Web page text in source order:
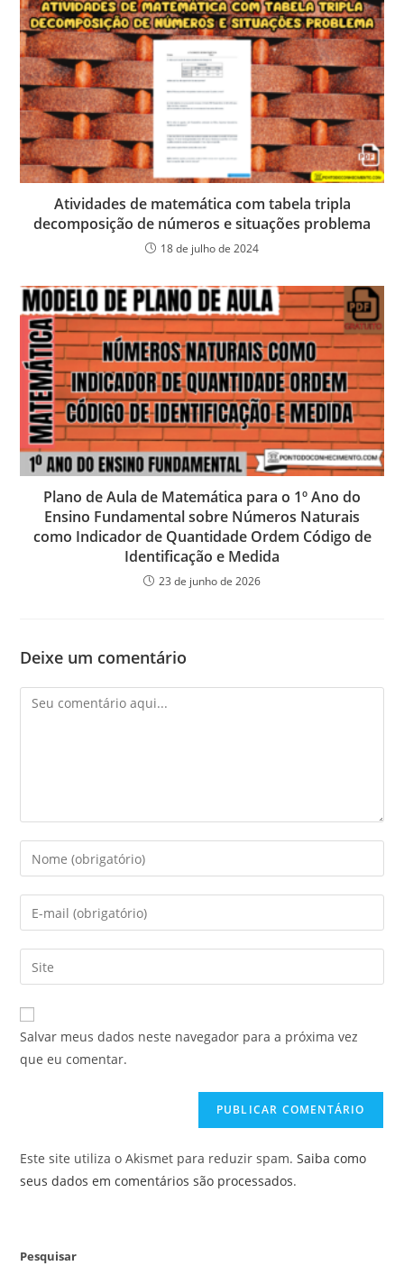
Atividades de matemática com tabela tripla
decomposição de números e situações problema
18 de julho de 2024
Plano de Aula de Matemática para o 1º Ano do
Ensino Fundamental sobre Números Naturais
como Indicador de Quantidade Ordem Código de
Identificação e Medida
23 de junho de 2026
Deixe um comentário
Comentário
Digite
seu
nome
ou
de
usuário
para
comentar
Digite
seu
endereço
de
mail
para
comentar
Digite
o
URL
do
site
Salvar meus dados neste navegador para a próxima vez
que eu comentar.
Este site utiliza o Akismet para reduzir spam.Saiba como
seus dados em comentários são processados.
Pesquisar